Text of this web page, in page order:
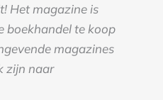
Het magazine is
boekhandel te koop
magazines
zijn naar